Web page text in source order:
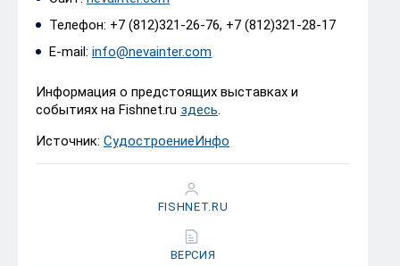
Телефон: +7 (812)321-26-76, +7 (812)321-28-17
E-mail: info@nevainter.com
Информация о предстоящих выставках и
событиях на Fishnet.ru здесь.
Источник: СудостроениеИнфо
FISHNET.RU
ВЕРСИЯ